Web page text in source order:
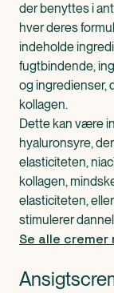
der benyttes i
hver deres
indeholde
fugtbindende,
og ingredienser,
kollagen.
Dette kan være
hyaluronsyre,
elasticiteten,
kollagen,
elasticiteten,
stimulerer
Se alle